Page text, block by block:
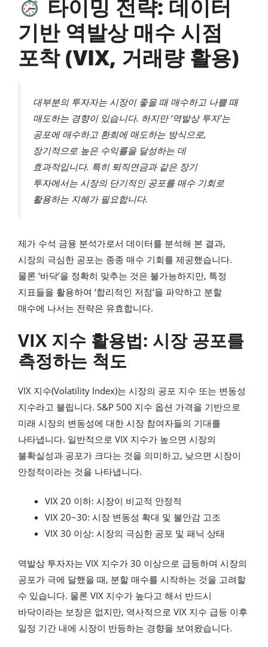
타이밍 전략: 데이터
기반 역발상 매수 시점
포착 (VIX, 거래량 활용)
대부분의 투자자는 시장이 좋을 때 매수하고 나쁠 때
매도하는 경향이 있습니다. 하지만 ‘역발상 투자’는
공포에 매수하고 환희에 매도하는 방식으로,
장기적으로 높은 수익률을 달성하는 데
효과적입니다. 특히 퇴직연금과 같은 장기
투자에서는 시장의 단기적인 공포를 매수 기회로
활용하는 지혜가 필요합니다.
제가 수석 금융 분석가로서 데이터를 분석해 본 결과,
시장의 극심한 공포는 종종 매수 기회를 제공했습니다.
물론 ‘바닥’을 정확히 맞추는 것은 불가능하지만, 특정
지표들을 활용하여 ‘합리적인 저점’을 파악하고 분할
매수에 나서는 전략은 유효합니다.
VIX 지수 활용법: 시장 공포를
측정하는 척도
VIX 지수(Volatility Index)는 시장의 공포 지수 또는 변동성
지수라고 불립니다. S&P 500 지수 옵션 가격을 기반으로
미래 시장의 변동성에 대한 시장 참여자들의 기대를
나타냅니다. 일반적으로 VIX 지수가 높으면 시장의
불확실성과 공포가 크다는 것을 의미하고, 낮으면 시장이
안정적이라는 것을 나타냅니다.
VIX 20 이하: 시장이 비교적 안정적
VIX 20~30: 시장 변동성 확대 및 불안감 고조
VIX 30 이상: 시장의 극심한 공포 및 패닉 상태
역발상 투자자는 VIX 지수가 30 이상으로 급등하며 시장의
공포가 극에 달했을 때, 분할 매수를 시작하는 것을 고려할
수 있습니다. 물론 VIX 지수가 높다고 해서 반드시
바닥이라는 보장은 없지만, 역사적으로 VIX 지수 급등 이후
일정 기간 내에 시장이 반등하는 경향을 보여왔습니다.